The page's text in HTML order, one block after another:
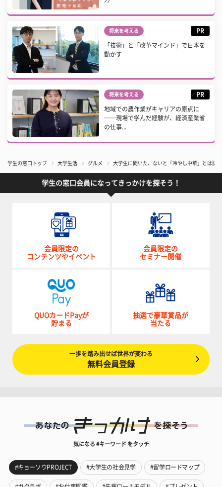
将来を考える PR
「技術」と「改革マインド」で日本を
動かす
将来を考える PR
地域での農作業がキャリアの原点に
──現場で学んだ経験が、経済産業省
の仕事...
学生の窓口トップ 大学生活 グルメ 大学生に聞いた、ないと「冷やし中華」とは
学生の窓口会員になってきっかけを探そう！
会員限定の
コンテンツやイベント
会員限定の
セミナー開催
QUOカードPayが
貯まる
抽選で豪華賞品が
当たる
一歩を踏み出せば世界が変わる
無料会員登録
気になる #キーワード をタッチ
#キョーソウPROJECT #大学生の社会見学 #留学ロードマップ